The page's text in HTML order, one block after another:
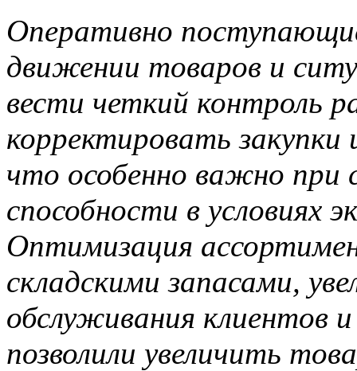
Оперативно
движении товаров и
вести четкий контроль
корректировать
что особенно важно при
способности в условиях
Оптимизация
складскими запасами,
обслуживания клиентов
позволили увеличить